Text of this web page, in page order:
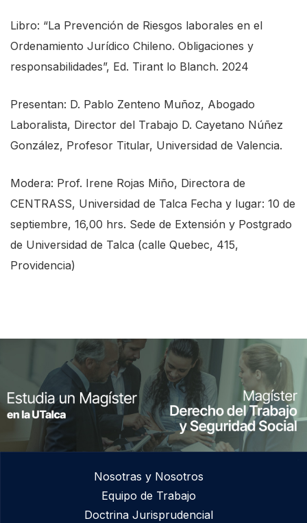
Libro: “La Prevención de Riesgos laborales en el
Ordenamiento Jurídico Chileno. Obligaciones y
responsabilidades”, Ed. Tirant lo Blanch. 2024
Presentan: D. Pablo Zenteno Muñoz, Abogado
Laboralista, Director del Trabajo D. Cayetano Núñez
González, Profesor Titular, Universidad de Valencia.
Modera: Prof. Irene Rojas Miño, Directora de
CENTRASS, Universidad de Talca Fecha y lugar: 10 de
septiembre, 16,00 hrs. Sede de Extensión y Postgrado
de Universidad de Talca (calle Quebec, 415,
Providencia)
Nosotras y Nosotros
Equipo de Trabajo
Doctrina Jurisprudencial